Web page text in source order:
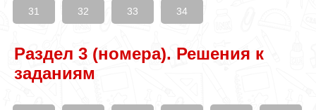
31 32 33 34
Раздел 3 (номера). Решения к
заданиям